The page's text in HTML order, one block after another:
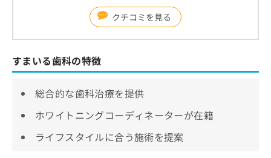
クチコミを見る
すまいる歯科の特徴
総合的な歯科治療を提供
ホワイトニングコーディネーターが在籍
ライフスタイルに合う施術を提案